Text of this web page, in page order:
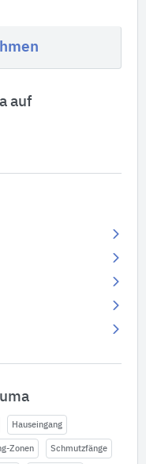
auf
Hauseingang
Zonen Schmutzfänge